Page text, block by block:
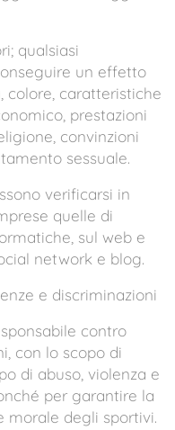
qualsiasi
un effetto
colore, caratteristiche
prestazioni
convinzioni
sessuale.
verificarsi in
quelle di
sul web e
network e blog.
e discriminazioni
contro
con lo scopo di
di abuso, violenza e
per garantire la
morale degli sportivi.